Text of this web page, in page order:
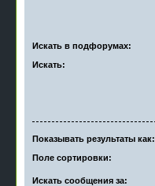
Искать в подфорумах:
Искать:
Показывать результаты как:
Поле сортировки:
Искать сообщения за: